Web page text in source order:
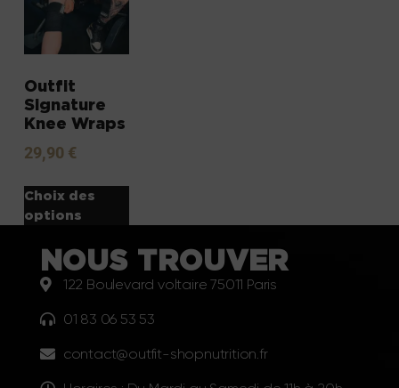
Outfit
Signature
Knee Wraps
29,90 €
Choix des
options
NOUS TROUVER
122 Boulevard voltaire 75011 Paris
01 83 06 53 53
contact@outfit-shopnutrition.fr